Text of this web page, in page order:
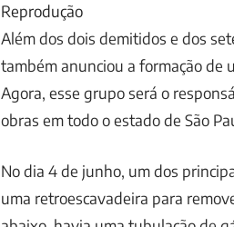
Reprodução
Além dos dois demitidos e dos
também anunciou a formação de
Agora, esse grupo será o
obras em todo o estado de São
No dia 4 de junho, um dos
uma retroescavadeira para